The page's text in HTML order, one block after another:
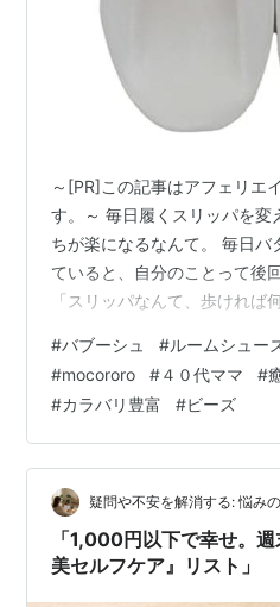
～[PR]この記事はアフェリエ
す。～ 毎日履くスリッパを変
ちが楽になるなんて。 毎日バ
ていると、自分のことって後
「スリッパなんて、歩ければ
は買い替える、というサイク
でも、今履いているこの「
ブーシュ に出会ってから、考
れ、気に入りすぎて今ので3
家の中で、身体を支えてくれ
うになってから、驚くほど…
#バブーシュ #ルームシュー
#mocororo #４０代ママ #
#カラバリ豊富 #ビーズ
疑問や不安を解消する: 悩み
「1,000円以下で幸せ。
美セルフケア』リスト」